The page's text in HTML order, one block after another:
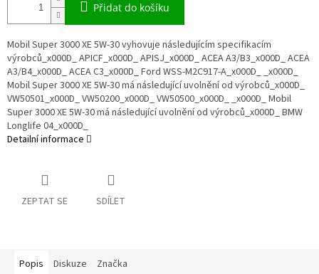
Přidat do košíku
Mobil Super 3000 XE 5W-30 vyhovuje následujícím specifikacím
výrobců_x000D_ APICF_x000D_ APISJ_x000D_ ACEA A3/B3_x000D_ ACEA
A3/B4_x000D_ ACEA C3_x000D_ Ford WSS-M2C917-A_x000D_ _x000D_
Mobil Super 3000 XE 5W-30 má následující uvolnění od výrobců_x000D_
VW50501_x000D_ VW50200_x000D_ VW50500_x000D_ _x000D_ Mobil
Super 3000 XE 5W-30 má následující uvolnění od výrobců_x000D_ BMW
Longlife 04_x000D_
Detailní informace
ZEPTAT SE SDÍLET
Popis Diskuze Značka